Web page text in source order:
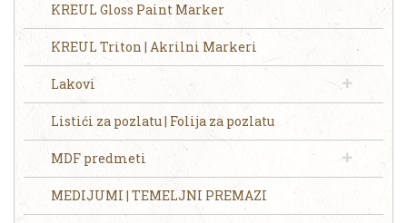
KREUL Gloss Paint Marker
KREUL Triton | Akrilni Markeri
Lakovi
Listići za pozlatu | Folija za pozlatu
MDF predmeti
MEDIJUMI | TEMELJNI PREMAZI